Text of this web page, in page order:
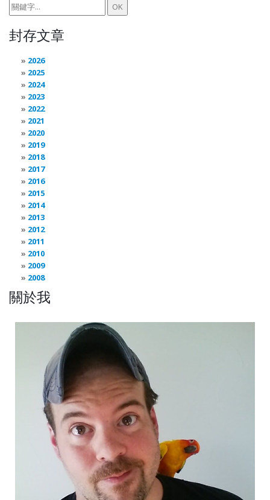
封存文章
2026
2025
2024
2023
2022
2021
2020
2019
2018
2017
2016
2015
2014
2013
2012
2011
2010
2009
2008
關於我